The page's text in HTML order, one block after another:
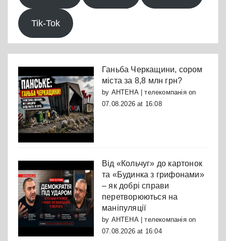
Tik-Tok
Ганьба Черкащини, сором
міста за 8,8 млн грн?
by АНТЕНА | телекомпаніяon
07.08.2026 at 16:08
Від «Кольчуг» до картонок
та «Будинка з грифонами»
– як добрі справи
перетворюються на
маніпуляції
by АНТЕНА | телекомпаніяon
07.08.2026 at 16:04